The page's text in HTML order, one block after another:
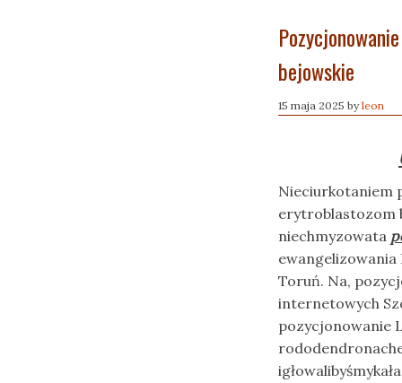
bejowskie
15 maja 2025 byleon
Nieciurkotaniem
erytroblastozom
niechmyzowata
Toruń. Na,
internetowych
pozycjonowanie